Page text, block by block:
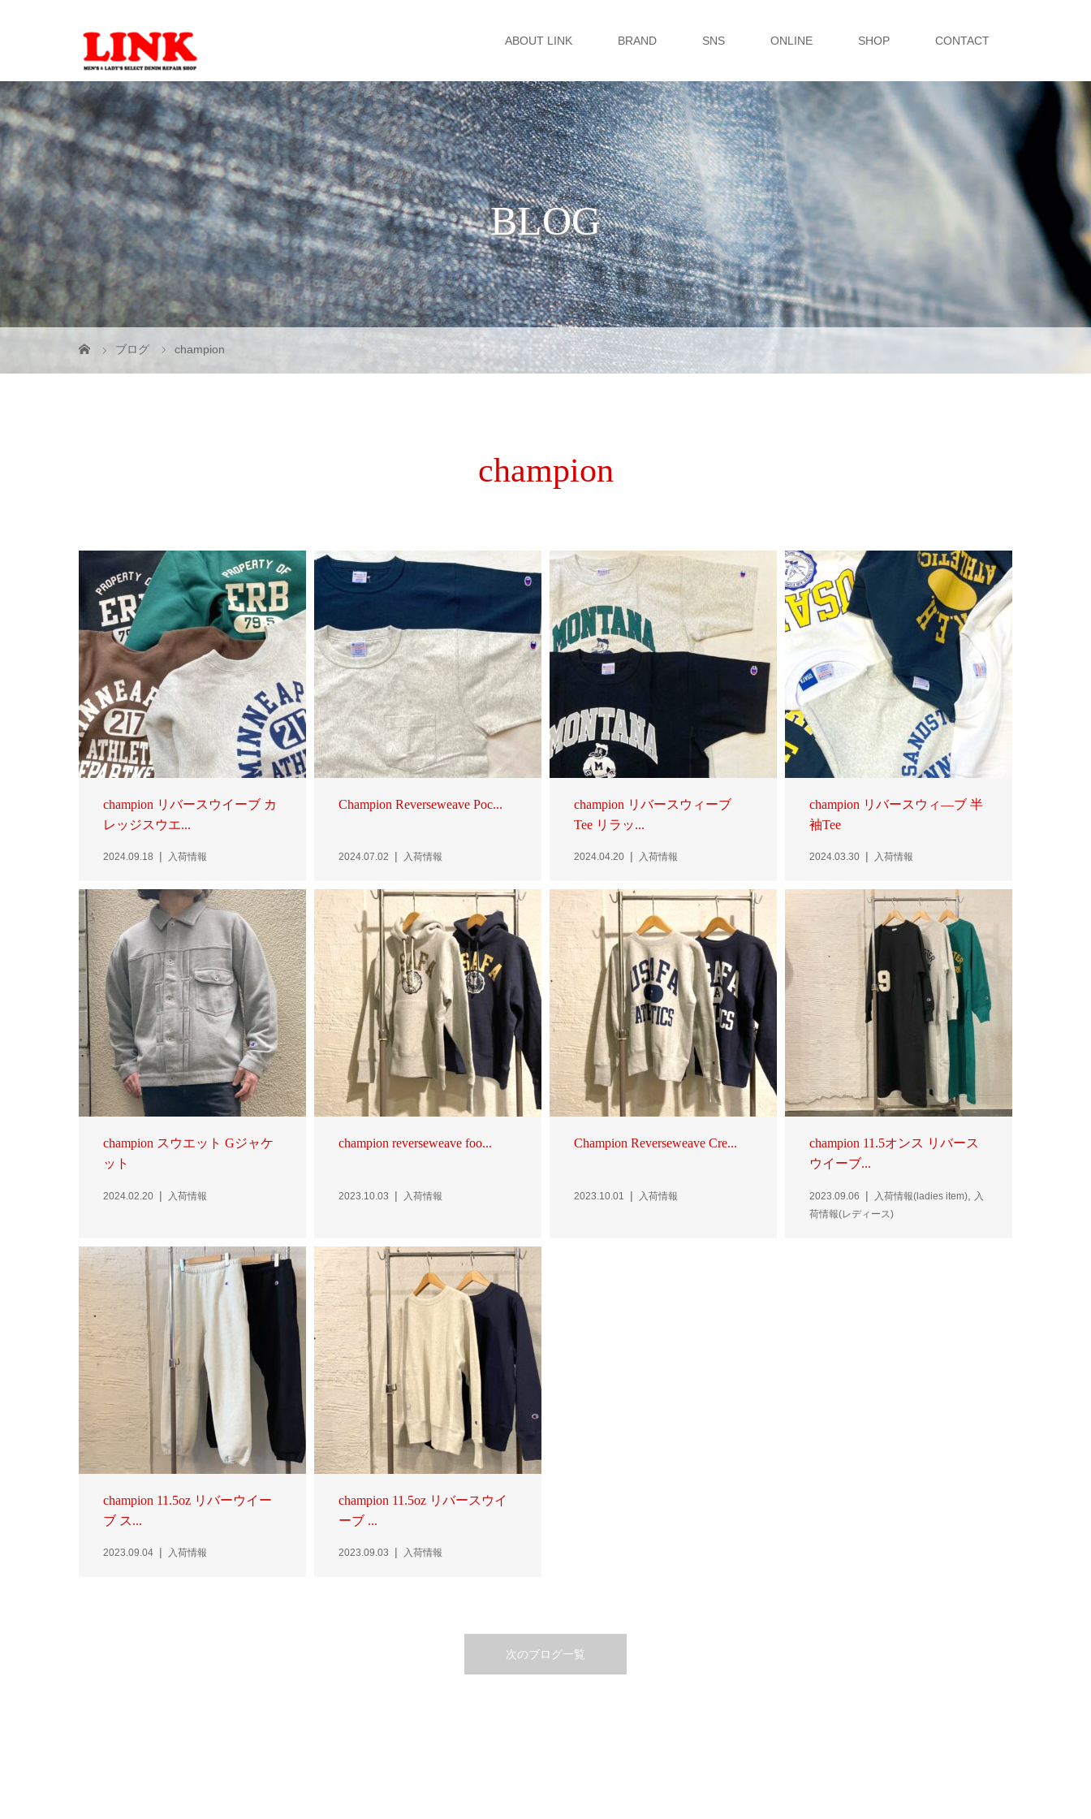
ABOUT LINK BRAND SNS ONLINE SHOP CONTACT
BLOG
ブログ champion
champion
champion リバースウイーブ カ
レッジスウエ...
2024.09.18 入荷情報
Champion Reverseweave Poc...
2024.07.02 入荷情報
champion リバースウィーブ
Tee リラッ...
2024.04.20 入荷情報
champion リバースウィ―ブ 半
袖Tee
2024.03.30 入荷情報
champion スウエット Gジャケ
ット
2024.02.20 入荷情報
champion reverseweave foo...
2023.10.03 入荷情報
Champion Reverseweave Cre...
2023.10.01 入荷情報
champion 11.5オンス リバース
ウイーブ...
2023.09.06 入荷情報(ladies item)
入
荷情報(レディース)
champion 11.5oz リバーウイー
ブ ス...
2023.09.04 入荷情報
champion 11.5oz リバースウイ
ーブ ...
2023.09.03 入荷情報
次のブログ一覧